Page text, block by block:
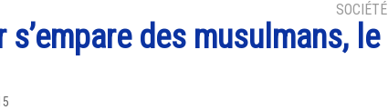
SOCIÉTÉ
des musulmans, le